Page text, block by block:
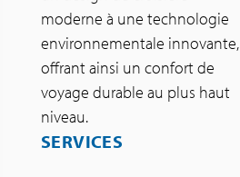
moderne à une technologie
environnementale innovante,
offrant ainsi un confort de
voyage durable au plus haut
niveau.
SERVICES